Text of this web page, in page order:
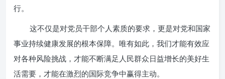
行。
这不仅是对党员干部个人素质的要求，更是对党和国家
事业持续健康发展的根本保障。唯有如此，我们才能有效应
对各种风险挑战，才能不断满足人民群众日益增长的美好生
活需要，才能在激烈的国际竞争中赢得主动。